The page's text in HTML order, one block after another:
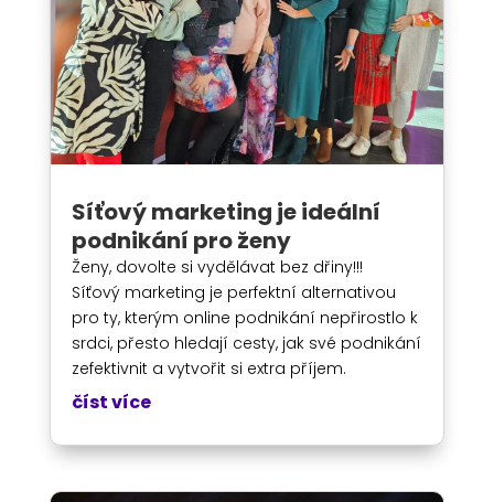
Síťový marketing je ideální
podnikání pro ženy
Ženy, dovolte si vydělávat bez dřiny!!!
Síťový marketing je perfektní alternativou
pro ty, kterým online podnikání nepřirostlo k
srdci, přesto hledají cesty, jak své podnikání
zefektivnit a vytvořit si extra příjem.
číst více